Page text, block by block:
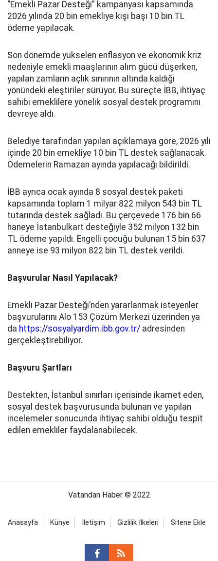
“Emekli Pazar Desteği” kampanyası kapsamında
2026 yılında 20 bin emekliye kişi başı 10 bin TL
ödeme yapılacak.
Son dönemde yükselen enflasyon ve ekonomik kriz
nedeniyle emekli maaşlarının alım gücü düşerken,
yapılan zamların açlık sınırının altında kaldığı
yönündeki eleştiriler sürüyor. Bu süreçte İBB, ihtiyaç
sahibi emeklilere yönelik sosyal destek programını
devreye aldı.
Belediye tarafından yapılan açıklamaya göre, 2026 yılı
içinde 20 bin emekliye 10 bin TL destek sağlanacak.
Ödemelerin Ramazan ayında yapılacağı bildirildi.
İBB ayrıca ocak ayında 8 sosyal destek paketi
kapsamında toplam 1 milyar 822 milyon 543 bin TL
tutarında destek sağladı. Bu çerçevede 176 bin 66
haneye İstanbulkart desteğiyle 352 milyon 132 bin
TL ödeme yapıldı. Engelli çocuğu bulunan 15 bin 637
anneye ise 93 milyon 822 bin TL destek verildi.
Başvurular Nasıl Yapılacak?
Emekli Pazar Desteği’nden yararlanmak isteyenler
başvurularını Alo 153 Çözüm Merkezi üzerinden ya
da https://sosyalyardim.ibb.gov.tr/ adresinden
gerçekleştirebiliyor.
Başvuru Şartları
Destekten, İstanbul sınırları içerisinde ikamet eden,
sosyal destek başvurusunda bulunan ve yapılan
incelemeler sonucunda ihtiyaç sahibi olduğu tespit
edilen emekliler faydalanabilecek.
Vatandan Haber © 2022
Anasayfa Künye İletişim Gizlilik İlkeleri Sitene Ekle